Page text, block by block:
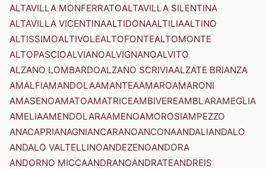
ALTAVILLA MONFERRATOALTAVILLA SILENTINA
ALTAVILLA VICENTINAALTIDONAALTILIAALTINO
ALTISSIMOALTIVOLEALTOFONTEALTOMONTE
ALTOPASCIOALVIANOALVIGNANOALVITO
ALZANO LOMBARDOALZANO SCRIVIAALZATE BRIANZA
AMALFIAMANDOLAAMANTEAAMAROAMARONI
AMASENOAMATOAMATRICEAMBIVEREAMBLARAMEGLIA
AMELIAAMENDOLARAAMENOAMOROSIAMPEZZO
ANACAPRIANAGNIANCARANOANCONAANDALIANDALO
ANDALO VALTELLINOANDEZENOANDORA
ANDORNO MICCAANDRANOANDRATEANDREIS